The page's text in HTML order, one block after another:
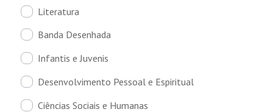
Literatura
Banda Desenhada
Infantis e Juvenis
Desenvolvimento Pessoal e Espiritual
Ciências Sociais e Humanas